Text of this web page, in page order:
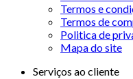
Termos e
Termos de
Politica de
Mapa do site
Serviços ao cliente